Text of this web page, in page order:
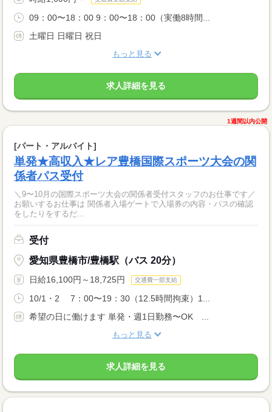
09：00〜18：00 9：00〜18：00（実働8時間...
土曜日 日曜日 祝日
もっと見る
求人詳細を見る
1週間以内公開
[パート・アルバイト]
単発★高収入★レア豊橋国際スポーツ大会の関
係者パス受付
＼9〜10月の国際スポーツ大会の関係者受付スタッフのお仕事です／
お願いするお仕事は 関係者入場ゲートで入場券の内容・パスの確認
をしたりをするだ...
受付
愛知県豊橋市/豊橋駅（バス 20分）
日給16,100円～18,725円 交通費一部支給
10/1・2 7：00〜19：30（12.5時間拘束）1...
希望の日に働けます 単発・週1日勤務〜OK ...
もっと見る
求人詳細を見る